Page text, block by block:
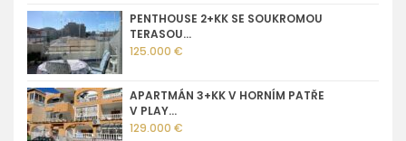
PENTHOUSE 2+KK SE SOUKROMOU
TERASOU...
125.000 €
APARTMÁN 3+KK V HORNÍM PATŘE
V PLAY...
129.000 €